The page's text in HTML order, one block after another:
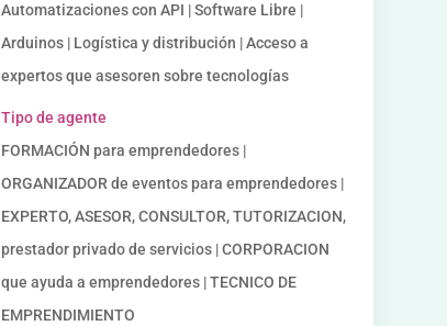
Automatizaciones con API | Software Libre |
Arduinos | Logística y distribución | Acceso a
expertos que asesoren sobre tecnologías
Tipo de agente
FORMACIÓN para emprendedores |
ORGANIZADOR de eventos para emprendedores |
EXPERTO, ASESOR, CONSULTOR, TUTORIZACION,
prestador privado de servicios | CORPORACION
que ayuda a emprendedores | TECNICO DE
EMPRENDIMIENTO